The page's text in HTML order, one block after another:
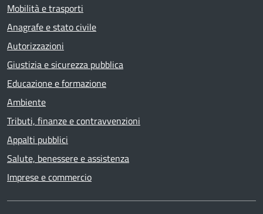
Mobilità e trasporti
Anagrafe e stato civile
Autorizzazioni
Giustizia e sicurezza pubblica
Educazione e formazione
Ambiente
Tributi, finanze e contravvenzioni
Appalti pubblici
Salute, benessere e assistenza
Imprese e commercio